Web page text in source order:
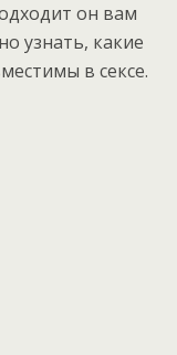
он вам
узнать, какие
в сeксе.